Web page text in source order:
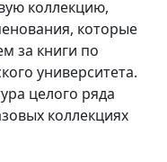
коллекцию,
которые
за книги по
университета.
целого ряда
коллекциях